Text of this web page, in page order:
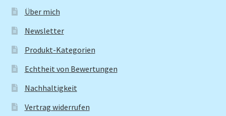
Über mich
Newsletter
Produkt-Kategorien
Echtheit von Bewertungen
Nachhaltigkeit
Vertrag widerrufen